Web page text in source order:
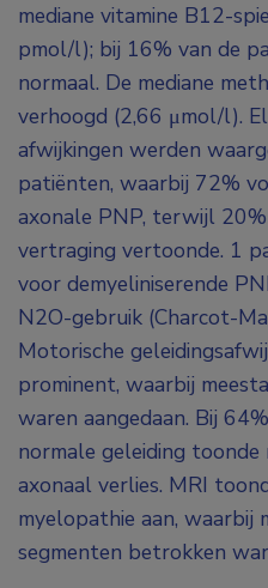
mediane vitamine B12-
pmol/l); bij 16% van de
normaal. De mediane
verhoogd (2,66 μmol/l).
afwijkingen werden
patiënten, waarbij 72%
axonale PNP, terwijl
vertraging vertoonde. 1
voor demyeliniserende
N2O-gebruik (Charcot-
Motorische
prominent, waarbij
waren aangedaan. Bij
normale geleiding
axonaal verlies. MRI
myelopathie aan, waarbij
segmenten betrokken